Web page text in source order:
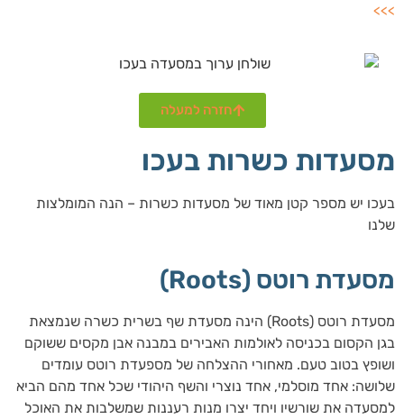
>>>
חזרה למעלה
מסעדות כשרות בעכו
בעכו יש מספר קטן מאוד של מסעדות כשרות – הנה המומלצות
שלנו
מסעדת רוטס (Roots)
מסעדת רוטס (Roots) הינה מסעדת שף בשרית כשרה שנמצאת
בגן הקסום בכניסה לאולמות האבירים במבנה אבן מקסים ששוקם
ושופץ בטוב טעם. מאחורי ההצלחה של מספעדת רוטס עומדים
שלושה: אחד מוסלמי, אחד נוצרי והשף היהודי שכל אחד מהם הביא
למסעדה את שורשיו ויחד יצרו מנות רעננות שמשלבות את האוכל